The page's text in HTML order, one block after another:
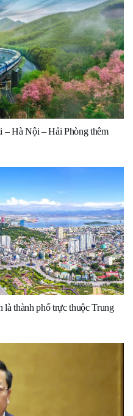
– Hà Nội – Hải Phòng thêm
thành phố trực thuộc Trung